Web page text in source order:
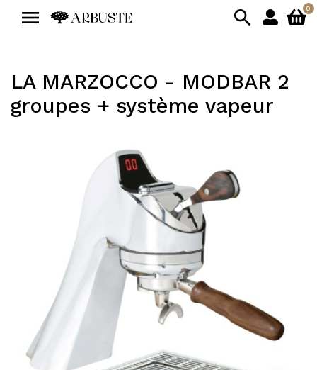
  0
LA MARZOCCO - MODBAR 2
groupes + système vapeur